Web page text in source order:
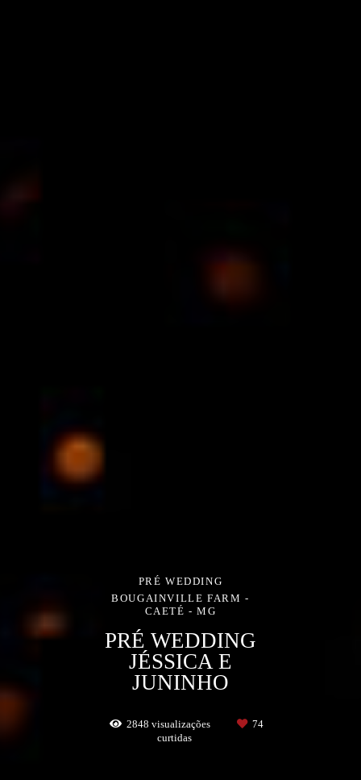
PRÉ WEDDING
BOUGAINVILLE FARM -
CAETÉ - MG
PRÉ WEDDING
JÉSSICA E
JUNINHO
2848 visualizações
74
curtidas